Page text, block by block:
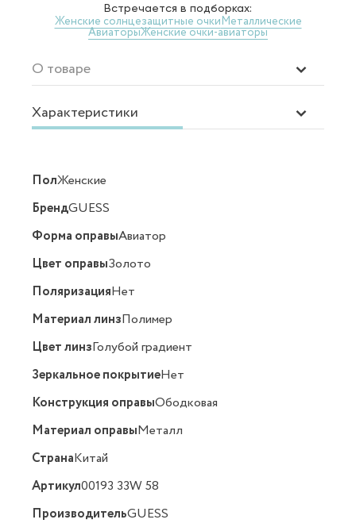
Встречается в подборках:
Женские солнцезащитные очкиМеталлические
АвиаторыЖенские очки-авиаторы
О товаре
Характеристики
ПолЖенские
БрендGUESS
Форма оправыАвиатор
Цвет оправыЗолото
ПоляризацияНет
Материал линзПолимер
Цвет линзГолубой градиент
Зеркальное покрытиеНет
Конструкция оправыОбодковая
Материал оправыМеталл
СтранаКитай
Артикул00193 33W 58
ПроизводительGUESS